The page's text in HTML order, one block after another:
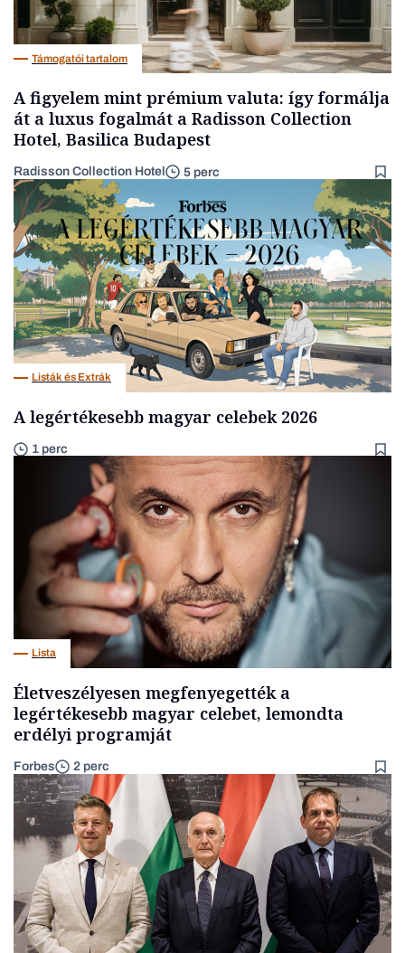
Támogatói tartalom
A figyelem mint prémium valuta: így formálja
át a luxus fogalmát a Radisson Collection
Hotel, Basilica Budapest
Radisson Collection Hotel 5 perc
Listák és Extrák
A legértékesebb magyar celebek 2026
1 perc
Lista
Életveszélyesen megfenyegették a
legértékesebb magyar celebet, lemondta
erdélyi programját
Forbes 2 perc